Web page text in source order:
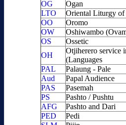
OG
Ogan
LTO
Oriental Liturgy of
OO
Oromo
OW
Oshiwambo
OS
Ossetic
OH
Otjiherero service
(Languages
PAL
Palaung - Pale
Aud
Papal Audience
PAS
Pasemah
PS
Pashto / Pushtu
AFG
Pashto and Dari
PED
Pedi